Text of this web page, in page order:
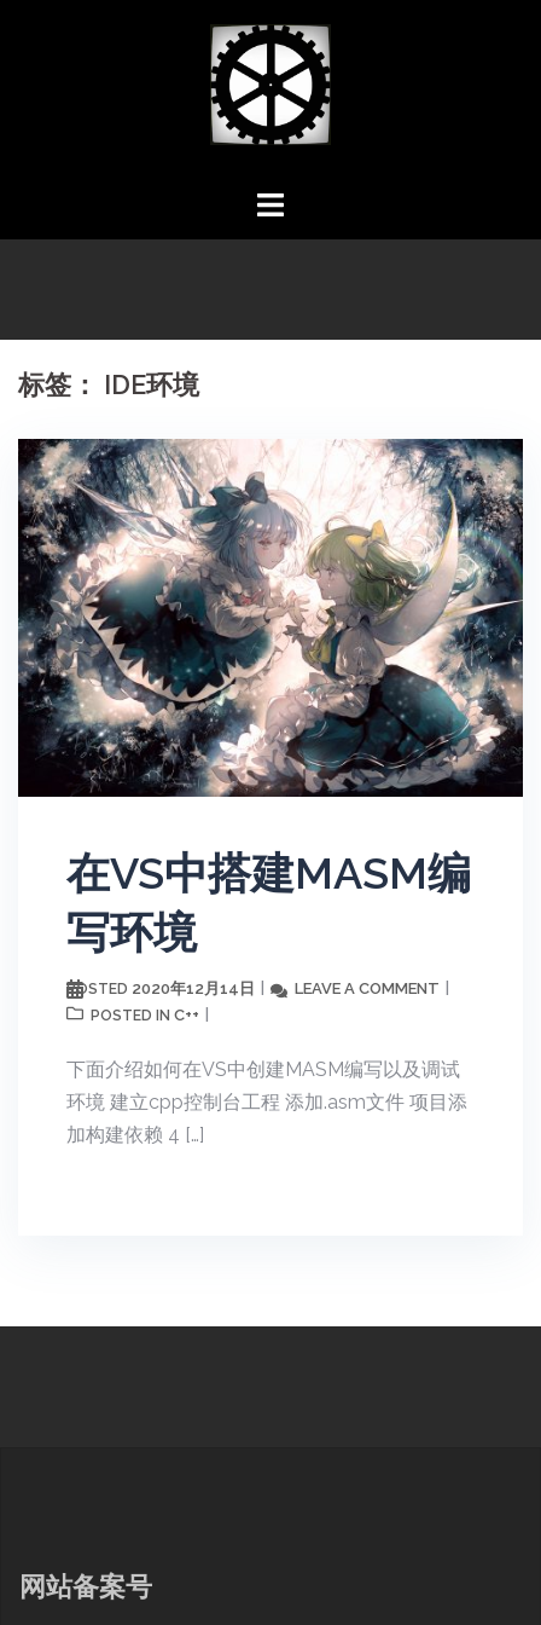
标签： IDE环境
在VS中搭建MASM编
写环境
POSTED 2020年12月14日 LEAVE A COMMENT
POSTED IN C++
下面介绍如何在VS中创建MASM编写以及调试
环境 建立cpp控制台工程 添加.asm文件 项目添
加构建依赖 4 […]
网站备案号